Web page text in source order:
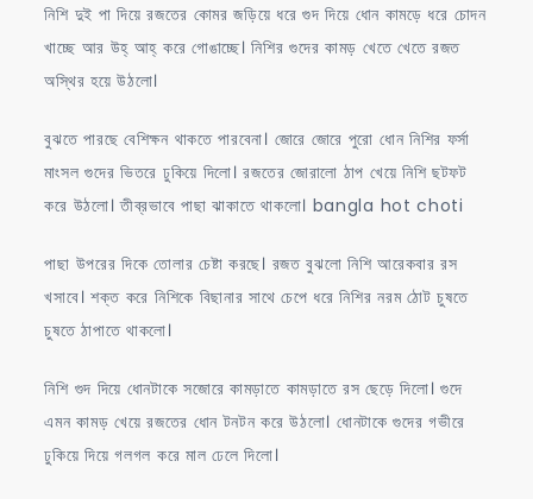
নিশি দুই পা দিয়ে রজতের কোমর জড়িয়ে ধরে গুদ দিয়ে ধোন কামড়ে ধরে চোদন
খাচ্ছে আর উহ্‌ আহ্‌ করে গোঙাচ্ছে। নিশির গুদের কামড় খেতে খেতে রজত
অস্থির হয়ে উঠলো।
বুঝতে পারছে বেশিক্ষন থাকতে পারবেনা। জোরে জোরে পুরো ধোন নিশির ফর্সা
মাংসল গুদের ভিতরে ঢুকিয়ে দিলো। রজতের জোরালো ঠাপ খেয়ে নিশি ছটফট
করে উঠলো। তীব্রভাবে পাছা ঝাকাতে থাকলো। bangla hot choti
পাছা উপরের দিকে তোলার চেষ্টা করছে। রজত বুঝলো নিশি আরেকবার রস
খসাবে। শক্ত করে নিশিকে বিছানার সাথে চেপে ধরে নিশির নরম ঠোট চুষতে
চুষতে ঠাপাতে থাকলো।
নিশি গুদ দিয়ে ধোনটাকে সজোরে কামড়াতে কামড়াতে রস ছেড়ে দিলো। গুদে
এমন কামড় খেয়ে রজতের ধোন টনটন করে উঠলো। ধোনটাকে গুদের গভীরে
ঢুকিয়ে দিয়ে গলগল করে মাল ঢেলে দিলো।